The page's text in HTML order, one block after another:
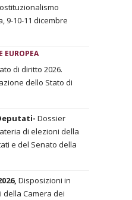
9-10-11 dicembre
EUROPEA
di diritto 2026.
dello Stato di
Dossier
di elezioni della
e del Senato della
Disposizioni in
Camera dei